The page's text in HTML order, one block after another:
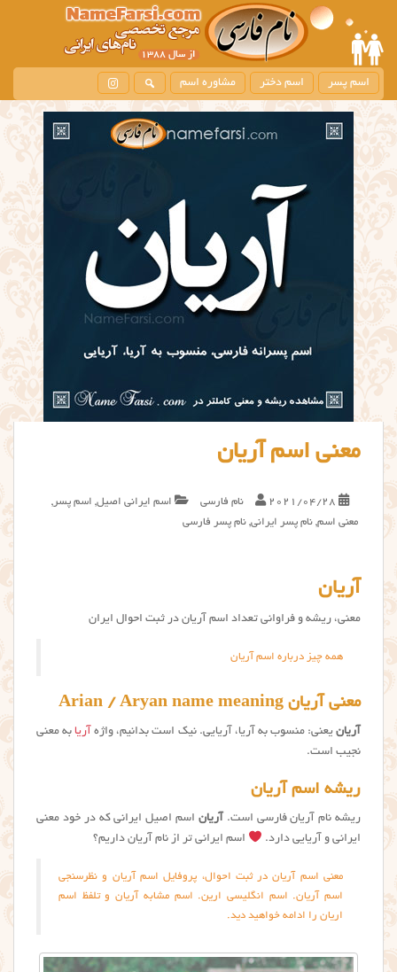
m
i
c
n
t
اسم پسر اسم دختر مشاوره اسم
معنی اسم آریان
2021/04/28 نام فارسی اسم ایرانی اصیل, اسم پسر ,
معنی اسم, نام پسر ایرانی, نام پسر فارسی
آریان
معنی، ریشه و فراوانی تعداد اسم آریان در ثبت احوال ایران
همه چیز درباره اسم آریان
معنی آریان Arian / Aryan name meaning
آریانیعنی: منسوب به آریا، آریایی. نیک است بدانیم، واژه آریابه معنی
نجیب است.
ریشه اسم آریان
ریشه نام آریان فارسی است. آریان اسم اصیل ایرانی که در خود معنی
ایرانی و آریایی دارد.
اسم ایرانی تر از نام آریان داریم؟
معنی اسم آریان در ثبت احوال، پروفایل اسم آریان و نظرسنجی
اسم آریان. اسم انگلیسی ارین. اسم مشابه آریان و تلفظ اسم
اریان را ادامه خواهید دید.